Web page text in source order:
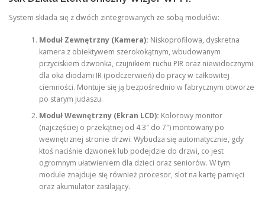
System składa się z dwóch zintegrowanych ze sobą modułów:
Moduł Zewnętrzny (Kamera): Niskoprofilowa, dyskretna
kamera z obiektywem szerokokątnym, wbudowanym
przyciskiem dzwonka, czujnikiem ruchu PIR oraz niewidocznymi
dla oka diodami IR (podczerwień) do pracy w całkowitej
ciemności. Montuje się ją bezpośrednio w fabrycznym otworze
po starym judaszu.
Moduł Wewnętrzny (Ekran LCD): Kolorowy monitor
(najczęściej o przekątnej od 4.3″ do 7″) montowany po
wewnętrznej stronie drzwi. Wybudza się automatycznie, gdy
ktoś naciśnie dzwonek lub podejdzie do drzwi, co jest
ogromnym ułatwieniem dla dzieci oraz seniorów. W tym
module znajduje się również procesor, slot na kartę pamięci
oraz akumulator zasilający.